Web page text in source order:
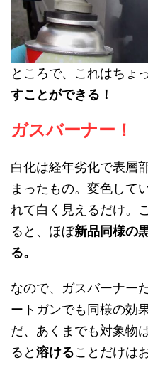
ところで、これはちょ
すことができる！
ガスバーナー！
白化は経年劣化で表層
まったもの。変色して
れて白く見えるだけ。
ると、ほぼ新品同様の
る。
なので、ガスバーナー
ートガンでも同様の効
だ、あくまでも対象物
ると溶けることだけは